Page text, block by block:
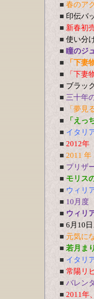
■ 春のア
■ 印伝バ
■ 新春
■ 使い分
■ 瞳の
■
「下
■
「下
■ ブラッ
■ 三十
■
「夢
■
「え
■ イタリ
■ 2012
■ 2011
■ プリザ
■ モリス
■ ウィリ
■ 10月度
■ ウィリ
■ 6月10
■ 元気に
■ 若月ま
■ イタリ
■ 常陽リ
■ バレン
■ 2011年